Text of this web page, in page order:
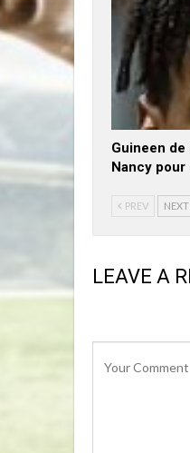
Guineen de
Nancy
PREV NEXT
LEAVE A